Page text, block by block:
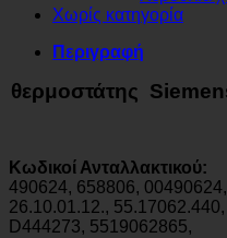
Χωρίς κατηγορία
Περιγραφή
θερμοστάτης
Κωδικοί Ανταλλακτικού:
490624, 658806,
26.10.01.12.,
D444273, 5519062865,